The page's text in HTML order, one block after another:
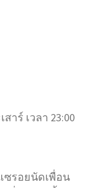
าร์ เวลา 23:00
ซรอยนัดเพื่อน